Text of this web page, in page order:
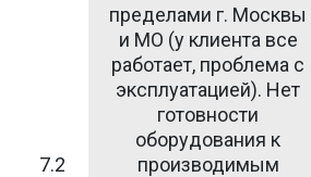
7.2
пределами г. Москвы
и МО (у клиента все
работает, проблема с
эксплуатацией). Нет
готовности
оборудования к
производимым